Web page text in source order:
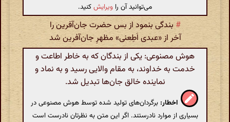
می‌توانید آن را ویرایشکنید.
# بندگی بنمود از بس حضرت جان‌آفرین را
آخر از «عبدی اَطِعنی» مظهرِ جان‌آفرین شد
هوش مصنوعی: یکی از بندگان که به خاطر اطاعت و
خدمت به خداوند، به مقام والایی رسید و به نماد و
نماینده خالق جان‌ها تبدیل شد.
اخطار: برگردان‌های تولید شده توسط هوش مصنوعی در
بسیاری از موارد نادرستند. اگر این متن به نظرتان نادرست است